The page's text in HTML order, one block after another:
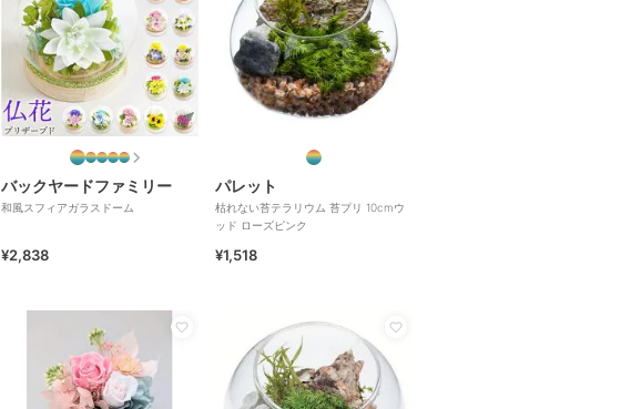
バックヤードファミリー
和風スフィアガラスドーム
¥2,838
パレット
枯れない苔テラリウム 苔プリ 10cmウ
ッド ローズピンク
¥1,518